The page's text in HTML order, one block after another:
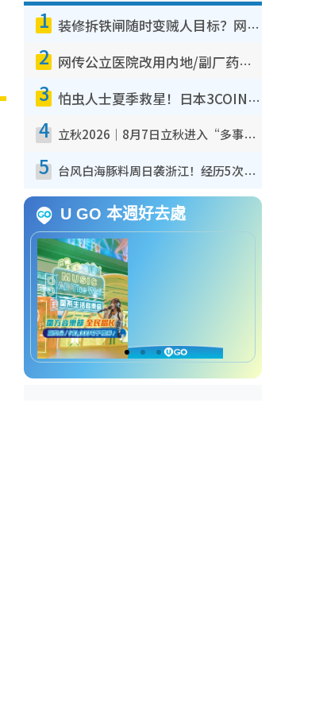
1 装修拆铁闸随时变贼人目标？网友揭2大关键用途：装新款等于白装？附新旧铁闸分别
2 网传公立医院改用内地/副厂药？医生拆解正副厂分别，揭4类人换药随时出事
3 怕虫人士夏季救星！日本3COINS爆红驱虫神器$45起 1招“全程免触碰”轻松搞定小强
4 立秋2026｜8月7日立秋进入“多事之秋” 3件事不可做！专家教6招开运 清杂物／钱包纳气接好运
5 台风白海豚料周日袭浙江！经历5次“眼壁置换”极罕见 成登陆内地最长途台风
U GO 本週好去處